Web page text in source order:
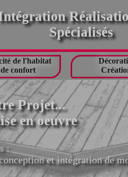
Spécialisés
de l'habitat
confort
Projet...
en oeuvre
:
et intégration de